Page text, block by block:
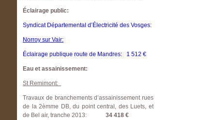
Éclairage public:
Syndicat Départemental d’Électricité des Vosges:
Norroy sur Vair:
Éclairage publique route de Mandres: 1 512 €
Eau et assainissement:
St Remimont:
Travaux de branchements d’assainissement rues
de la 2èmme DB, du point central, des Luets, et
de Bel air, tranche 2013: 34 418 €